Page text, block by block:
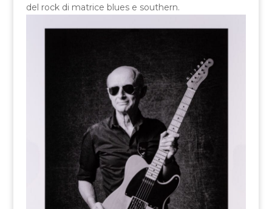
del rock di matrice blues e southern.